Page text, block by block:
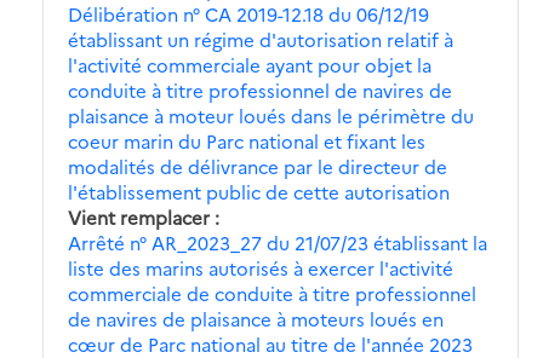
Délibération n° CA 2019-12.18 du 06/12/19
établissant un régime d'autorisation relatif à
l'activité commerciale ayant pour objet la
conduite à titre professionnel de navires de
plaisance à moteur loués dans le périmètre du
coeur marin du Parc national et fixant les
modalités de délivrance par le directeur de
l'établissement public de cette autorisation
Vient remplacer
Arrêté n° AR_2023_27 du 21/07/23 établissant la
liste des marins autorisés à exercer l'activité
commerciale de conduite à titre professionnel
de navires de plaisance à moteurs loués en
cœur de Parc national au titre de l'année 2023